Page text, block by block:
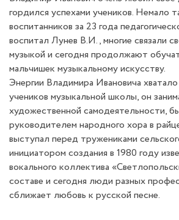
гордился успехами учеников. Немало
воспитанников за 23 года
воспитал Лунев В.И., многие связали
музыкой и сегодня продолжают
мальчишек музыкальному искусству.
Энергии Владимира Ивановича
учеников музыкальной школы, он
художественной самодеятельности,
руководителем народного хора в
выступал перед тружениками
инициатором создания в 1980 году
вокального коллектива
составе и сегодня люди разных
сближает любовь к русской песне.